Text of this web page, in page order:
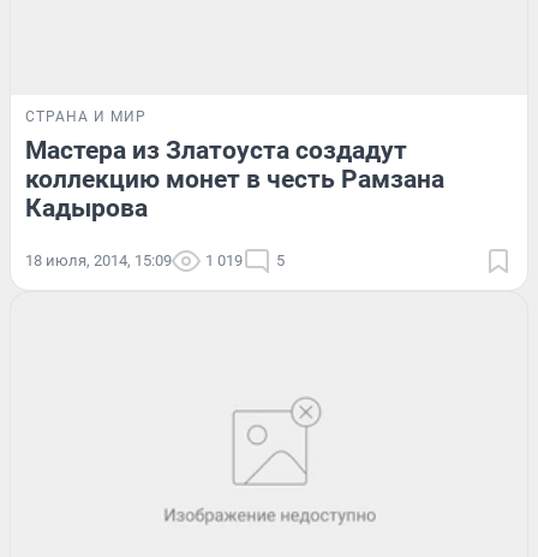
СТРАНА И МИР
Мастера из Златоуста создадут
коллекцию монет в честь Рамзана
Кадырова
18 июля, 2014, 15:09 1 019 5